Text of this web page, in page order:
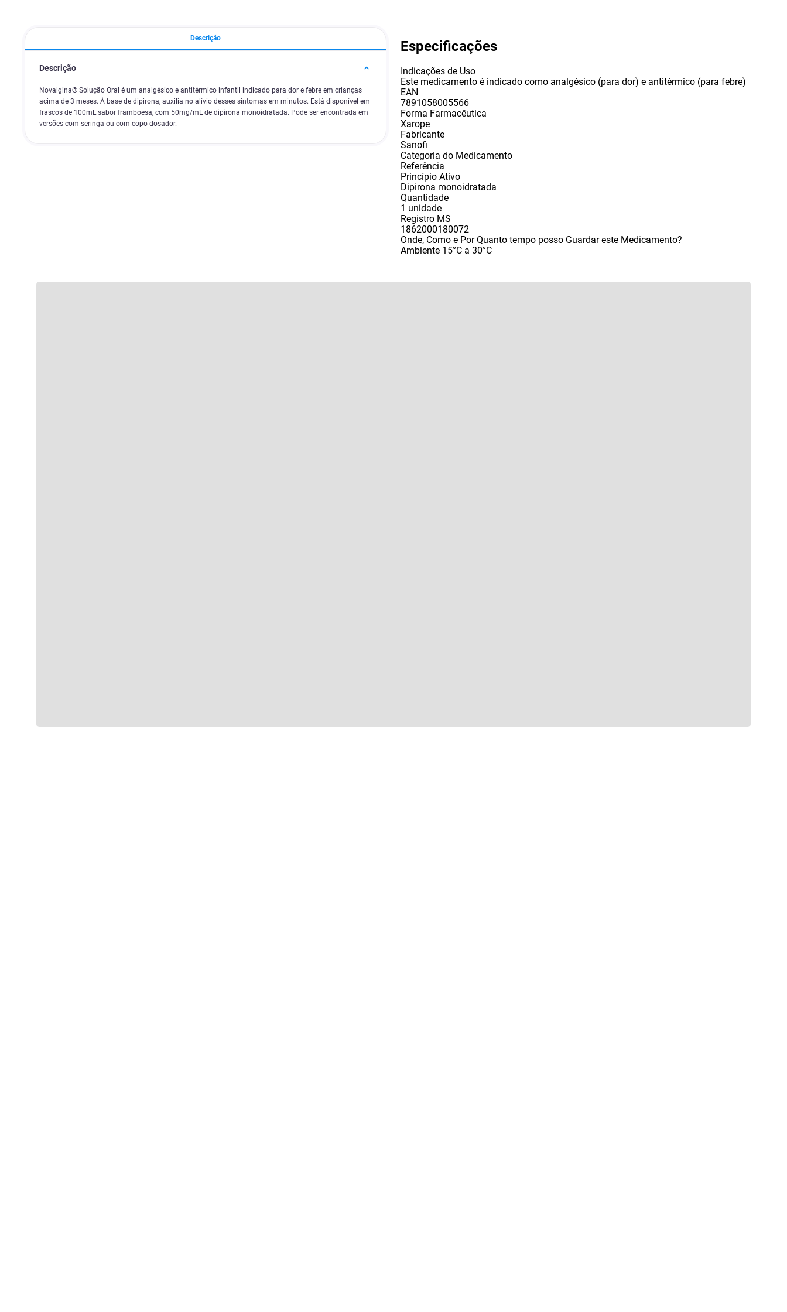
Descrição
Descrição
Novalgina® Solução Oral é um analgésico e antitérmico infantil indicado para dor e febre em crianças
acima de 3 meses. À base de dipirona, auxilia no alívio desses sintomas em minutos. Está disponível em
frascos de 100mL sabor framboesa, com 50mg/mL de dipirona monoidratada. Pode ser encontrada em
versões com seringa ou com copo dosador.
Especificações
Indicações de Uso
Este medicamento é indicado como analgésico (para dor) e antitérmico (para febre)
EAN
7891058005566
Forma Farmacêutica
Xarope
Fabricante
Sanofi
Categoria do Medicamento
Referência
Princípio Ativo
Dipirona monoidratada
Quantidade
1 unidade
Registro MS
1862000180072
Onde, Como e Por Quanto tempo posso Guardar este Medicamento?
Ambiente 15°C a 30°C